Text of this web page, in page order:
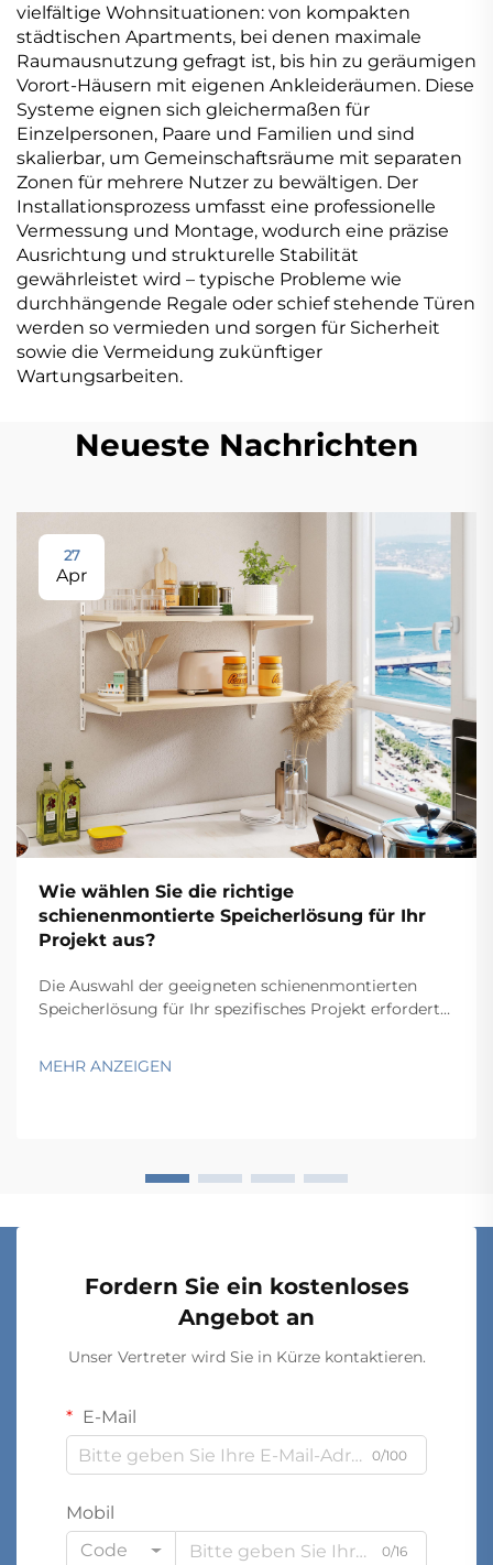
vielfältige Wohnsituationen: von kompakten
städtischen Apartments, bei denen maximale
Raumausnutzung gefragt ist, bis hin zu geräumigen
Vorort-Häusern mit eigenen Ankleideräumen. Diese
Systeme eignen sich gleichermaßen für
Einzelpersonen, Paare und Familien und sind
skalierbar, um Gemeinschaftsräume mit separaten
Zonen für mehrere Nutzer zu bewältigen. Der
Installationsprozess umfasst eine professionelle
Vermessung und Montage, wodurch eine präzise
Ausrichtung und strukturelle Stabilität
gewährleistet wird – typische Probleme wie
durchhängende Regale oder schief stehende Türen
werden so vermieden und sorgen für Sicherheit
sowie die Vermeidung zukünftiger
Wartungsarbeiten.
Neueste Nachrichten
27
Apr
Wie wählen Sie die richtige
schienenmontierte Speicherlösung für Ihr
Projekt aus?
Die Auswahl der geeigneten schienenmontierten
Speicherlösung für Ihr spezifisches Projekt erfordert
Funktionalität und Langzeitperformance auswirken.
MEHR ANZEIGEN
Fordern Sie ein kostenloses
Angebot an
Unser Vertreter wird Sie in Kürze kontaktieren.
E-Mail
0/100
Mobil
Code
0/16